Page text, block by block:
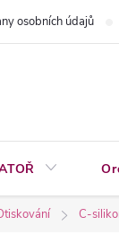
osobních údajů
C-